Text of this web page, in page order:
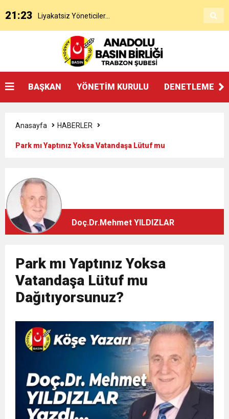
21:23 Liyakatsiz Yöneticiler…
Halk Kime Güvenecek?
18:17 Devlet mi, Örgüt mü?
14:45 “AYAKTA ÖLMEK Mİ, DİZÜSTÜ YAŞAMAK MI?”
12:26 TS Divan Başkanlık Kurulunun Basın
Açıklaması
6:20 Şehitlerin emaneti, Meclisin imtihanı
BAŞKAN YÖNETİM KURULU DENETLEME
Anasayfa HABERLER
Park mı Yaptınız Yoksa Vatandaşa Lütuf mu
Doç.Dr.Mehmet YILDIZLAR
Park mı Yaptınız Yoksa
Vatandaşa Lütuf mu
Dağıtıyorsunuz?